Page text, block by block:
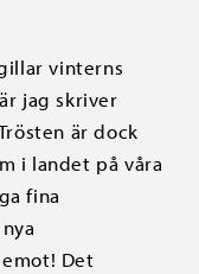
vinterns
jag skriver
är dock
i landet på våra
fina
Det